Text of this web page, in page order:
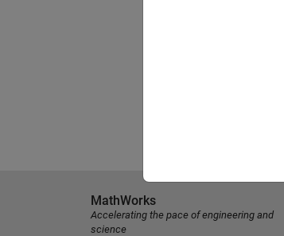
MathWorks
Accelerating the pace of engineering and
science